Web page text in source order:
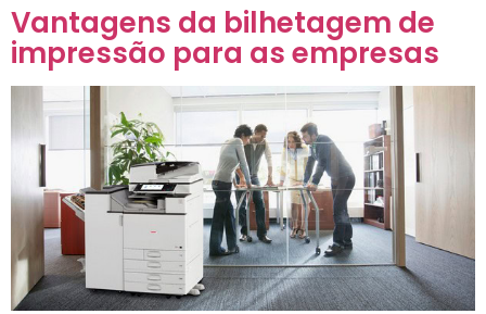
Vantagens da bilhetagem de
impressão para as empresas